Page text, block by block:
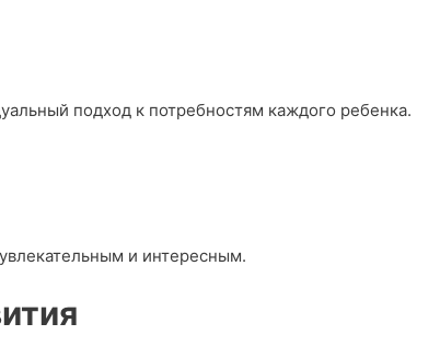
подход к потребностям каждого ребенка.
и интересным.